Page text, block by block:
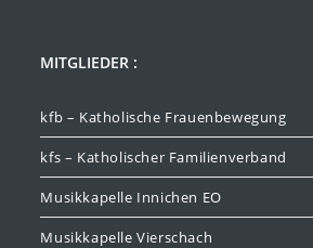
MITGLIEDER :
kfb – Katholische Frauenbewegung
kfs – Katholischer Familienverband
Musikkapelle Innichen EO
Musikkapelle Vierschach